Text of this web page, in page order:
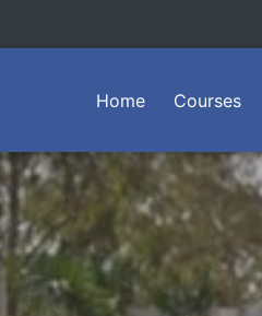
Home(current)
Courses